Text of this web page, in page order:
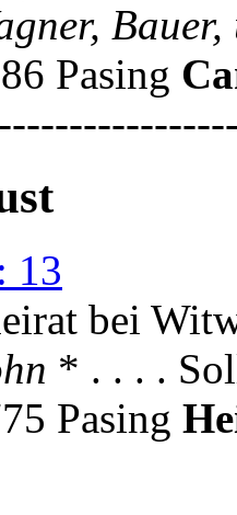
Pasing
13
bei
* . . . .
Pasing